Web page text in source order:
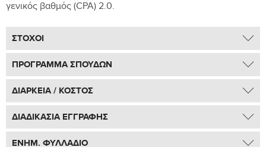
γενικός βαθμός (CPA) 2.0.
ΣΤΟΧΟΙ
Με την επιτυχή ολοκλήρωση του προγράμματος, οι
φοιτητές θα είναι σε θέση να:
Εφαρμόζουν εννοιολογικές αρχές, μεθόδους και
εργαλεία για την επίλυση προβλημάτων που
σχετίζονται με τη Διοίκηση Επιχειρήσεων.
Συζητούν επιχειρηματικές ιδέες εμπεριστατωμένα και
ΠΡΟΓΡΑΜΜΑ ΣΠΟΥΔΩΝ
ΠΕΡΙΕΧΟΜΕΝΟ ΠΡΟΓΡΑΜΜΑΤΟΣ
ΔΙΟΙΚΗΣΗ ΕΠΙΧΕΙΡΗΣΕΩΝ: ΜΑΡΚΕΤΙΝΓΚ ΚΑΙ ΨΗΦΙΑΚΑ
ΔΙΑΡΚΕΙΑ / ΚΟΣΤΟΣ
ΔΙΑΡΚΕΙΑ / ΚΟΣΤΟΣ
ΔΙΑΔΙΚΑΣΙΑ ΕΓΓΡΑΦΗΣ
ΔΙΑΔΙΚΑΣΙΑ ΕΓΓΡΑΦΗΣ
ΕΝΗΜ. ΦΥΛΛΑΔΙΟ